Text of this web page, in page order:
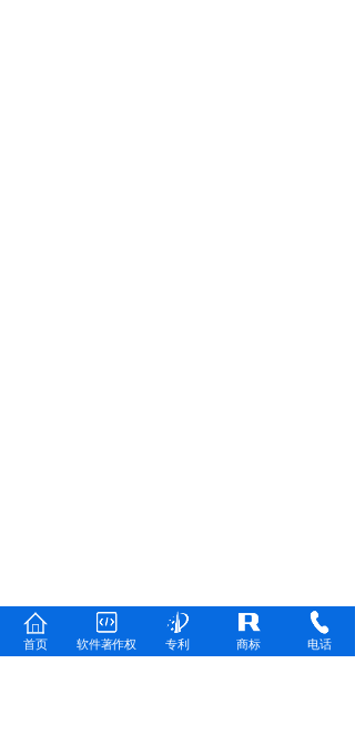
首页 软件著作权 专利 商标 电话